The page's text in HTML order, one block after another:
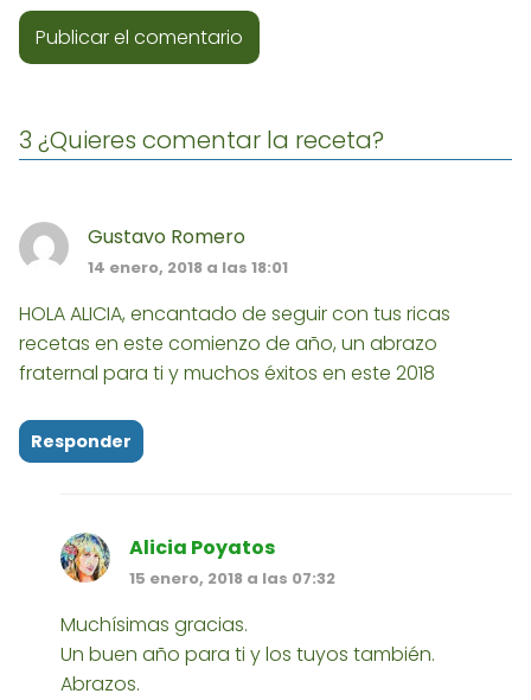
3 ¿Quieres comentar la receta?
Gustavo Romero
14 enero, 2018 a las 18:01
HOLA ALICIA, encantado de seguir con tus ricas
recetas en este comienzo de año, un abrazo
fraternal para ti y muchos éxitos en este 2018
Responder
Alicia Poyatos
15 enero, 2018 a las 07:32
Muchísimas gracias.
Un buen año para ti y los tuyos también.
Abrazos.